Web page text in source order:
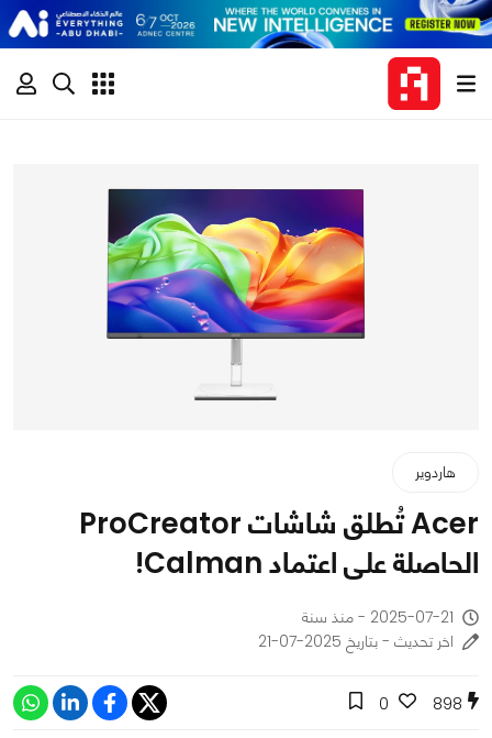
هاردوير
Acer تُطلق شاشات ProCreator
الحاصلة على اعتماد Calman!
2025-07-21 - منذ سنة
اخر تحديث - بتاريخ 2025-07-21
898
0